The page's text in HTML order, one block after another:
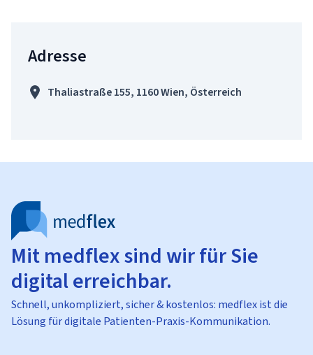
Adresse
Thaliastraße 155, 1160 Wien, Österreich
Mit medflex sind wir für Sie
digital erreichbar.
Schnell, unkompliziert, sicher & kostenlos: medflex ist die
Lösung für digitale Patienten-Praxis-Kommunikation.